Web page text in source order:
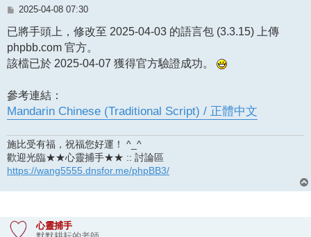
文
2025-04-08 07:30
已將手頭上，修改至 2025-04-03 的語言包 (3.3.15) 上傳
phpbb.com 官方。
該檔已於 2025-04-07 獲得官方驗證成功。
參考連結：
Mandarin Chinese (Traditional Script) / 正體中文
施比受有福，祝福您好運！ ^_^
歡迎光臨★★心靈捕手★★ :: 討論區
https://wang5555.dnsfor.me/phpBB3/
心靈捕手